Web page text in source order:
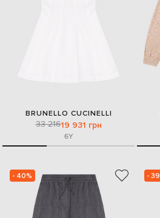
BRUNELLO CUCINELLI
33 21619 931 грн
6Y
- 40% -